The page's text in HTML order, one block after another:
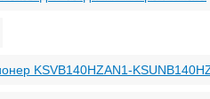
KSVB140HZAN1-